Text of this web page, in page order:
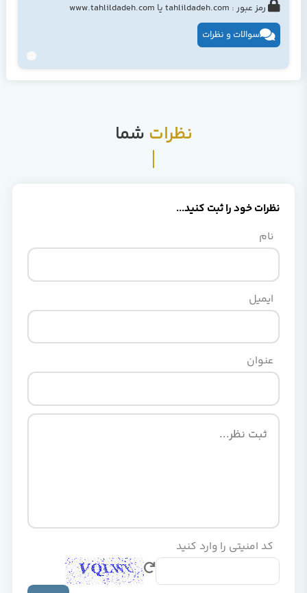
رمز عبور : tahlildadeh.com یا www.tahlildadeh.com
سوالات و نظرات
نظرات شما
نظرات خود را ثبت کنید...
نام
ایمیل
عنوان
کد امنیتی را وارد کنید